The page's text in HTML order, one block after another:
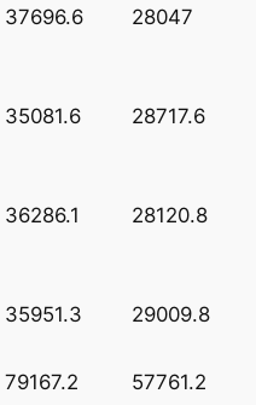
37696.6 28047
35081.6 28717.6
36286.1 28120.8
35951.3 29009.8
79167.2
57761.2